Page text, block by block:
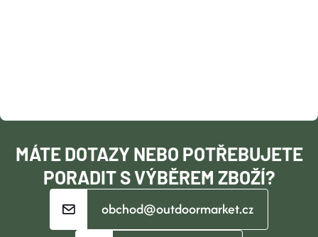
T
MÁTE DOTAZY NEBO POTŘEBUJETE
PORADIT S VÝBĚREM ZBOŽÍ?
obchod@outdoormarket.cz